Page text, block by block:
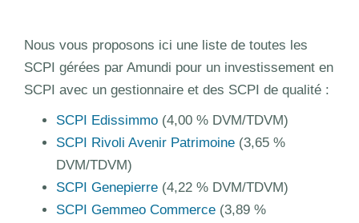
Nous vous proposons ici une liste de toutes les
SCPI gérées par Amundi pour un investissement en
SCPI avec un gestionnaire et des SCPI de qualité :
SCPI Edissimmo (4,00 % DVM/TDVM)
SCPI Rivoli Avenir Patrimoine (3,65 %
DVM/TDVM)
SCPI Genepierre (4,22 % DVM/TDVM)
SCPI Gemmeo Commerce (3,89 %